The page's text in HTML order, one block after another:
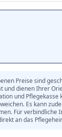
wird durch
und
lokale Leben
Preise sind
und dienen Ihrer
und Pflegekasse
Es kann
Für verbindliche
an das